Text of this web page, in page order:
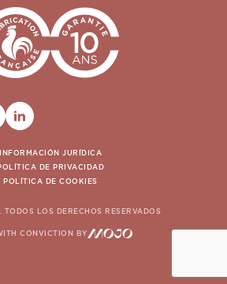
LINKEDIN
INFORMACIÓN JURÍDICA
DE PRIVACIDAD
POLÍTICA DE COOKIES
LOS DERECHOS RESERVADOS
CONVICTION BY